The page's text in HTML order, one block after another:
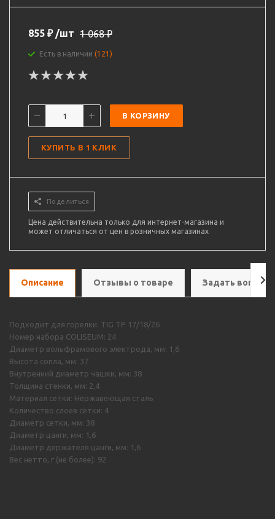
855 ₽ /шт 1 068₽
Есть в наличии (121)
В КОРЗИНУ
КУПИТЬ В 1 КЛИК
Поделиться
Цена действительна только для интернет-магазина и
может отличаться от цен в розничных магазинах
Описание Отзывы о товаре Задать вопрос
Подходит для горелки: TIG TP 17/18/26
Номер набора COLISEUM: 24
Диаметр вольфрамового электрода, мм: 1,6
Высота сопла, мм: 37
Внутренний диаметр чашки, мм: 38
Толщина стенки, мм: 2,4
Материал сетки: Нержавеющая сталь
Количество слоев сетки: 4
Диаметр сетки, мм: 38
Диаметр цанги, мм: 1,6
Диаметр держателя цанги, мм: 1,6
Вес нетто, г (не более): 92